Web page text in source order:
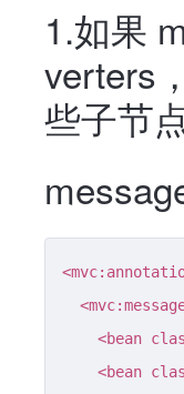
1.如果
verters
些子节
<
<
<bean
<bean